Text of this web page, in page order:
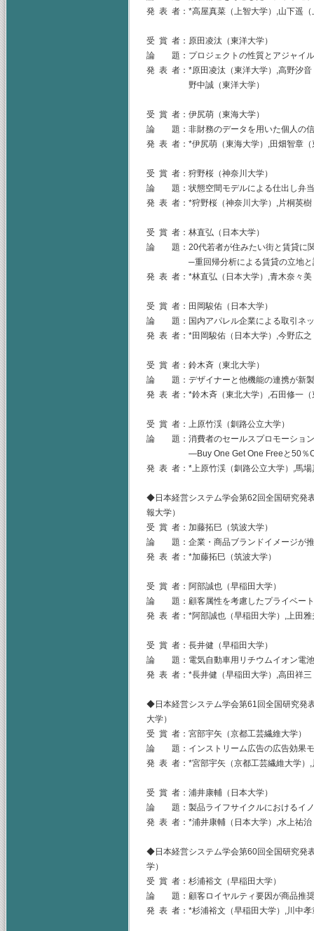
発 表 者：*高屋真菜（上智大学）,山下遥（
受 賞 者：原田凌汰（東洋大学）
論 題：プロジェクトの性質とアジャイル
発 表 者：*原田凌汰（東洋大学）,高野汐
野中誠（東洋大学）
受 賞 者：伊尻萌（東海大学）
論 題：非財務のデータを用いた個人の信
発 表 者：*伊尻萌（東海大学）,田畑智章（
受 賞 者：狩野桜（神奈川大学）
論 題：状態空間モデルによる仕出し弁当
発 表 者：*狩野桜（神奈川大学）,片桐英樹
受 賞 者：林直弘（日本大学）
論 題：20代若者が住みたい街と賃貸に
─重回帰分析による賃貸の立地と設
発 表 者：*林直弘（日本大学）,青木奈々
受 賞 者：田岡駿佑（日本大学）
論 題：国内アパレル企業による取引ネッ
発 表 者：*田岡駿佑（日本大学）,今野広
受 賞 者：鈴木斉（東北大学）
論 題：デザイナーと他機能の連携が新製
発 表 者：*鈴木斉（東北大学）,石田修一（
受 賞 者：上原竹渓（釧路公立大学）
論 題：消費者のセールスプロモーション
―Buy One Get One Freeと50％
発 表 者：*上原竹渓（釧路公立大学）,馬
◆日本経営システム学会第62回全国研究発
報大学）
受 賞 者：加藤拓巳（筑波大学）
論 題：企業・商品ブランドイメージが推
発 表 者：*加藤拓巳（筑波大学）
受 賞 者：阿部誠也（早稲田大学）
論 題：顧客属性を考慮したプライベート
発 表 者：*阿部誠也（早稲田大学）,上田
受 賞 者：長井健（早稲田大学）
論 題：電気自動車用リチウムイオン電池
発 表 者：*長井健（早稲田大学）,高田祥
◆日本経営システム学会第61回全国研究発
大学）
受 賞 者：宮部宇矢（京都工芸繊維大学）
論 題：インストリーム広告の広告効果モ
発 表 者：*宮部宇矢（京都工芸繊維大学）
受 賞 者：浦井康輔（日本大学）
論 題：製品ライフサイクルにおけるイノ
発 表 者：*浦井康輔（日本大学）,水上祐治
◆日本経営システム学会第60回全国研究発
学）
受 賞 者：杉浦裕文（早稲田大学）
論 題：顧客ロイヤルティ要因が商品推奨
発 表 者：*杉浦裕文（早稲田大学）,川中